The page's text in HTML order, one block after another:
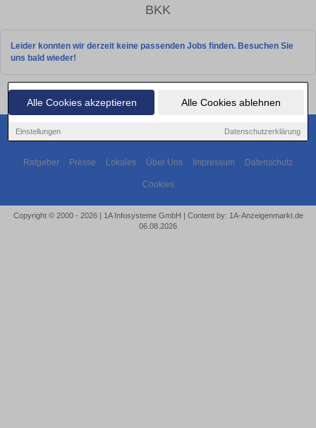
Alle Cookies akzeptieren Alle Cookies ablehnen
Einstellungen Datenschutzerklärung
BKK
Leider konnten wir derzeit keine passenden Jobs finden. Besuchen Sie
uns bald wieder!
Ratgeber Presse Lokales Über Uns Impressum Datenschutz
Cookies
Copyright © 2000 - 2026 | 1A Infosysteme GmbH | Content by: 1A-Anzeigenmarkt.de
06.08.2026